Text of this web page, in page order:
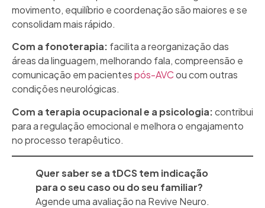
movimento, equilíbrio e coordenação são maiores e se
consolidam mais rápido.
Com a fonoterapia: facilita a reorganização das
áreas da linguagem, melhorando fala, compreensão e
comunicação em pacientespós-AVCou com outras
condições neurológicas.
Com a terapia ocupacional e a psicologia:contribui
para a regulação emocional e melhora o engajamento
no processo terapêutico.
Quer saber se a tDCS tem indicação
para o seu caso ou do seu familiar?
Agende uma avaliação na Revive Neuro.